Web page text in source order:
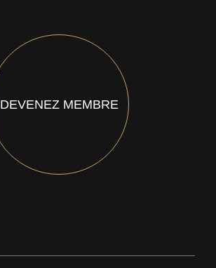
DEVENEZ MEMBRE